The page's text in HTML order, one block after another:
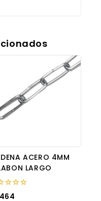
ACERO 4MM
LARGO